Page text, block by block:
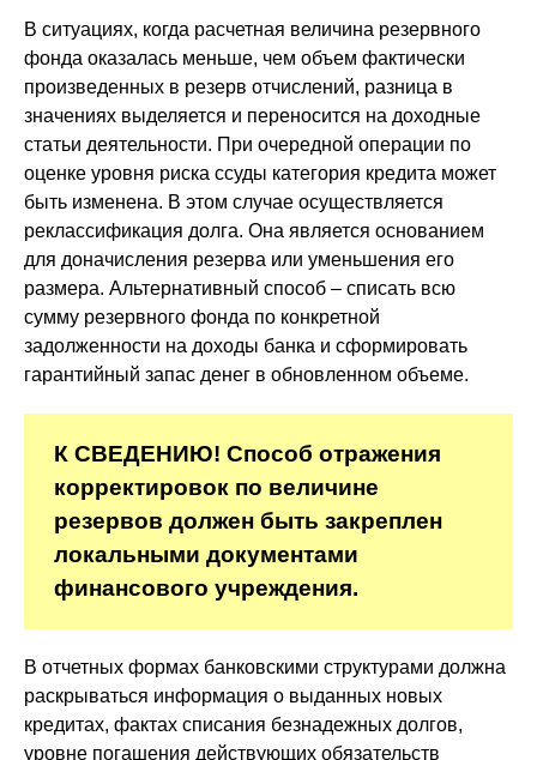
В ситуациях, когда расчетная величина резервного
фонда оказалась меньше, чем объем фактически
произведенных в резерв отчислений, разница в
значениях выделяется и переносится на доходные
статьи деятельности. При очередной операции по
оценке уровня риска ссуды категория кредита может
быть изменена. В этом случае осуществляется
реклассификация долга. Она является основанием
для доначисления резерва или уменьшения его
размера. Альтернативный способ – списать всю
сумму резервного фонда по конкретной
задолженности на доходы банка и сформировать
гарантийный запас денег в обновленном объеме.
К СВЕДЕНИЮ! Способ отражения
корректировок по величине
резервов должен быть закреплен
локальными документами
финансового учреждения.
В отчетных формах банковскими структурами должна
раскрываться информация о выданных новых
кредитах, фактах списания безнадежных долгов,
уровне погашения действующих обязательств